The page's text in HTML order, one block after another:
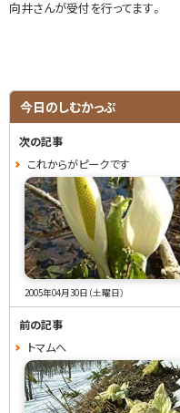
向井さんが受付を行ってます。
プ
に
戻
る
サ
イ
ド
ー
今日のしむかっぷ
次の記事
これからがピークです
2005年04月30日（土曜日）
前の記事
トマムへ